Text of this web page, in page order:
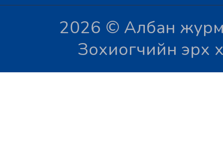
2026 © Албан
Зохиогчийн эрх